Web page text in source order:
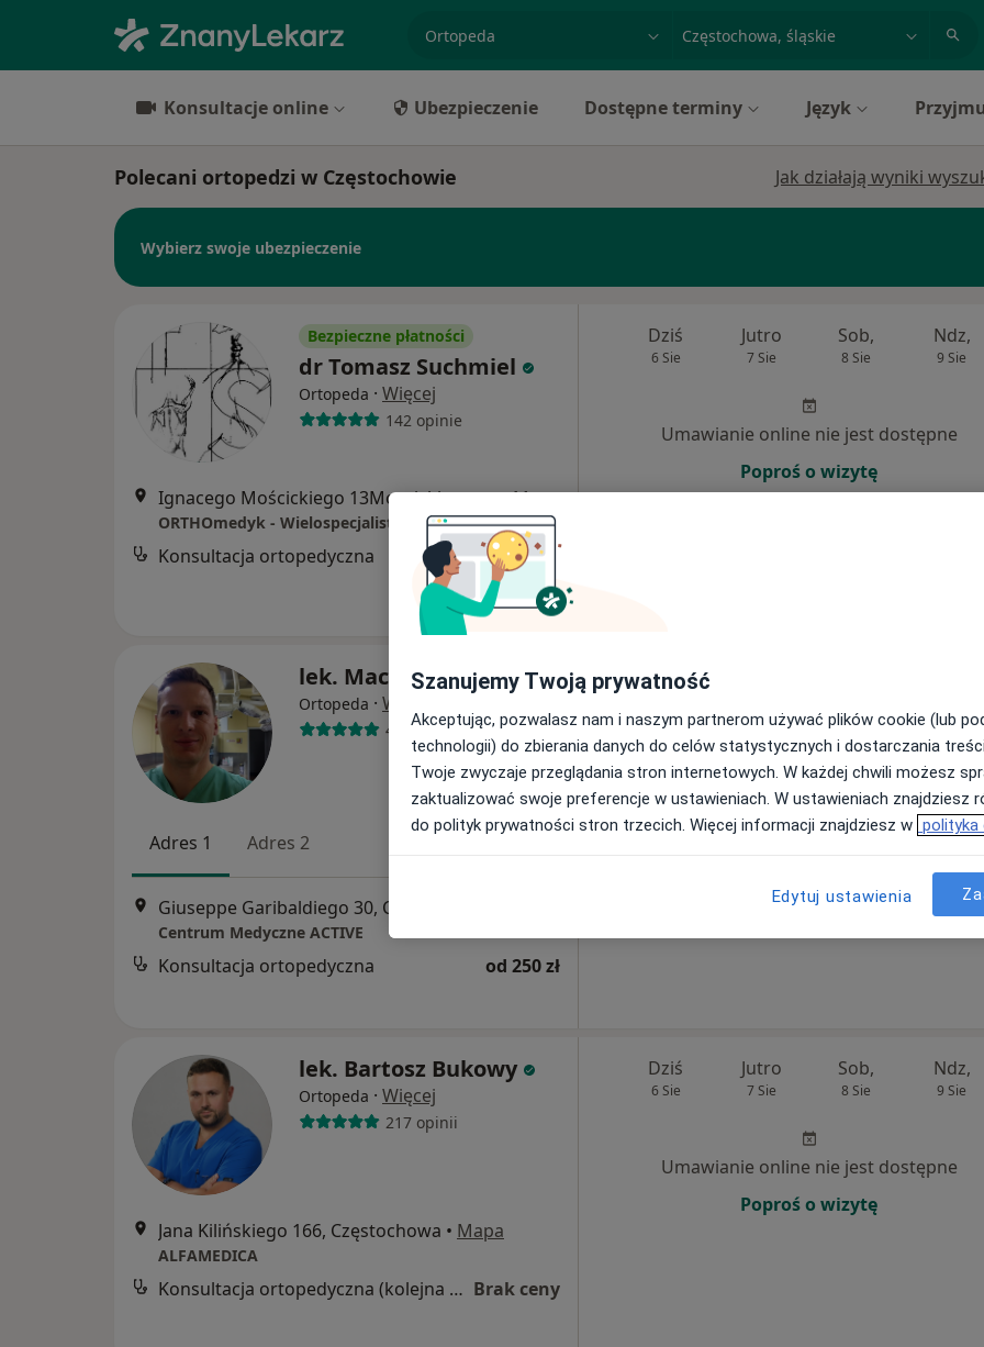
miasto lub dzielnica
Konsultacje online Ubezpieczenie Dostępne terminy Język
Polecani ortopedzi w Częstochowie Jak działają wyniki
Wybierz swoje ubezpieczenie
Bezpieczne płatności
dr Tomasz Suchmiel
Ortopeda · Więcej
142 opinie
Ignacego Mościckiego 13Moscickiego 13 / 4AB, Częstochowa •Mapa
ORTHOmedyk - Wielospecjalistyczne Centrum Artroskopii, Chirurgii Urazowej i Ortopedycznej, Traumatologii Sportowej
Konsultacja ortopedyczna 300 zł
Dziś
6 Sie
Jutro
7 Sie
Sob,
8 Sie
Ndz,
9 Sie
Umawianie online nie jest dostępne
Poproś o wizytę
lek. Maciej Biedroń
Ortopeda · Więcej
469 opinii
Adres 1 Adres 2
Giuseppe Garibaldiego 30, Częstochowa
Centrum Medyczne ACTIVE
Konsultacja ortopedyczna od 250 zł
Dziś
Umawianie online nie jest dostępne
Poproś o wizytę
lek. Bartosz Bukowy
Ortopeda · Więcej
217 opinii
Jana Kilińskiego 166, Częstochowa • Mapa
ALFAMEDICA
Konsultacja ortopedyczna (kolejna wizyta) Brak ceny
Dziś
6 Sie
Jutro
7 Sie
Sob,
8 Sie
Ndz,
9 Sie
Umawianie online nie jest dostępne
Poproś o wizytę
Szanujemy Twoją prywatność
Akceptując, pozwalasz nam i naszym partnerom używać plików cookie (lub
technologii) do zbierania danych do celów statystycznych i dostarczania
Twoje zwyczaje przeglądania stron internetowych. W każdej chwili możesz
zaktualizować swoje preferencje w ustawieniach. W ustawieniach znajdziesz
do polityk prywatności stron trzecich. Więcej informacji znajdziesz w polityka
Edytuj ustawienia